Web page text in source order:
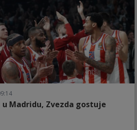
Madridu, Zvezda gostuje